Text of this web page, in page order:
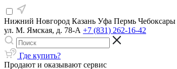
Нижний Новгород Казань Уфа Пермь Чебоксары
ул. М. Ямская, д. 78-А +7 (831) 262-16-42
Где купить?
Продают и оказывают сервис